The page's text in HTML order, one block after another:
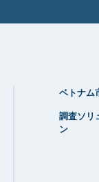
ベトナム
調査ソリ
ン